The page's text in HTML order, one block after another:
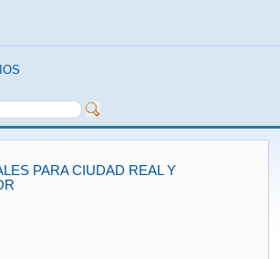
PARA CIUDAD REAL Y